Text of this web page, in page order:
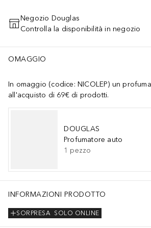
AGGIUNGI AL
Negozio Douglas
Controlla la disponibilità in negozio
OMAGGIO
In omaggio (codice: NICOLEP) un
all'acquisto di 69€ di prodotti.
DOUGLAS
Profumatore auto
1 pezzo
INFORMAZIONI PRODOTTO
SOLO ONLINE
SORPRESA